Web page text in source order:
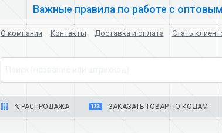
Важные правила по работе с
О компании Контакты Доставка и оплата Стать
% РАСПРОДАЖА ЗАКАЗАТЬ ТОВАР ПО КОДАМ